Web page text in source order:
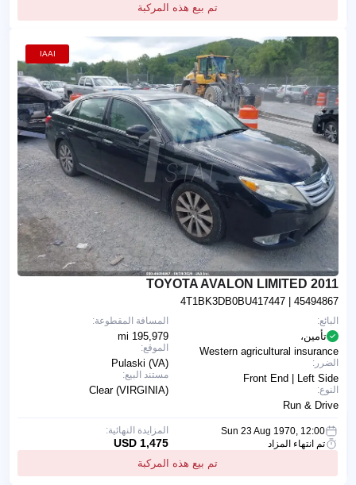
تم بيع هذه المركبة
IAAI
2011 TOYOTA AVALON LIMITED
4T1BK3DB0BU417447 | 45494867
المسافة المقطوعة:
195,979 mi
الموقع:
Pulaski (VA)
مستند البيع:
Clear (VIRGINIA)
البائع:
تأمين،
Western agricultural insurance
الضرر:
Front End | Left Side
النوع:
Run & Drive
Sun 23 Aug 1970, 12:00
تم انتهاء المزاد
تم بيع هذه المركبة
المزايدة النهائية:
1,475 USD